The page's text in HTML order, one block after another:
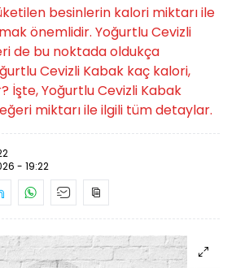
besinlerin kalori miktarı ile
önemlidir. Yoğurtlu Cevizli
de bu noktada oldukça
Cevizli Kabak kaç kalori,
İşte, Yoğurtlu Cevizli Kabak
miktarı ile ilgili tüm detaylar.
- 19:22